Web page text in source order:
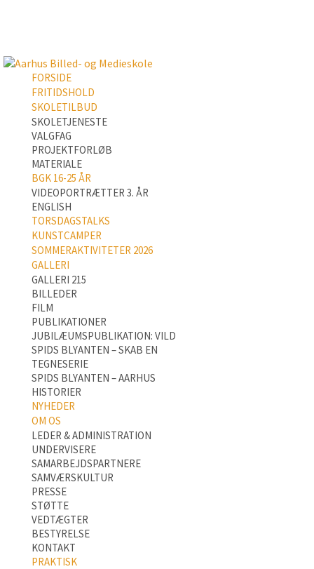
FORSIDE
FRITIDSHOLD
SKOLETILBUD
SKOLETJENESTE
VALGFAG
PROJEKTFORLØB
MATERIALE
BGK 16-25 ÅR
VIDEOPORTRÆTTER 3. ÅR
ENGLISH
TORSDAGSTALKS
KUNSTCAMPER
SOMMERAKTIVITETER 2026
GALLERI
GALLERI 215
BILLEDER
FILM
PUBLIKATIONER
JUBILÆUMSPUBLIKATION: VILD
SPIDS BLYANTEN – SKAB EN
TEGNESERIE
SPIDS BLYANTEN – AARHUS
HISTORIER
NYHEDER
OM OS
LEDER & ADMINISTRATION
UNDERVISERE
SAMARBEJDSPARTNERE
SAMVÆRSKULTUR
PRESSE
STØTTE
VEDTÆGTER
BESTYRELSE
KONTAKT
PRAKTISK